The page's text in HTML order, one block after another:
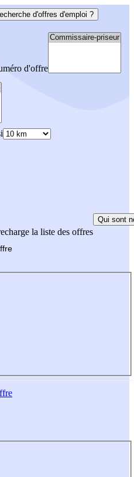
d'offres d'emploi ?
d'offre
la liste des offres
Qui sont